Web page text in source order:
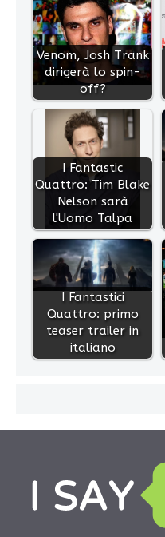
Venom, Josh Trank
dirigerà lo spin-
off?
I Fantastic
Quattro: Tim Blake
Nelson sarà
l'Uomo Talpa
I Fantastici
Quattro: primo
teaser trailer in
italiano